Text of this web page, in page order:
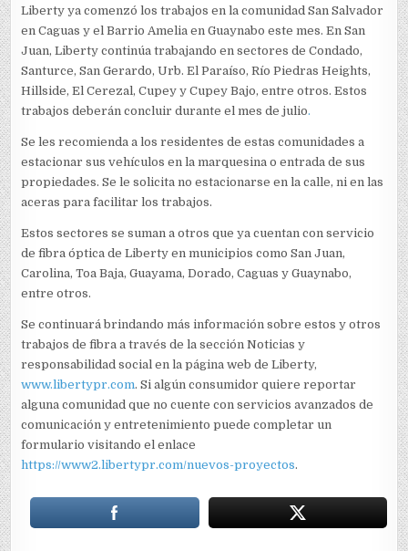
Liberty ya comenzó los trabajos en la comunidad San Salvador
en Caguas y el Barrio Amelia en Guaynabo este mes. En San
Juan, Liberty continúa trabajando en sectores de Condado,
Santurce, San Gerardo, Urb. El Paraíso, Río Piedras Heights,
Hillside, El Cerezal, Cupey y Cupey Bajo, entre otros. Estos
trabajos deberán concluir durante el mes de julio.
Se les recomienda a los residentes de estas comunidades a
estacionar sus vehículos en la marquesina o entrada de sus
propiedades. Se le solicita no estacionarse en la calle, ni en las
aceras para facilitar los trabajos.
Estos sectores se suman a otros que ya cuentan con servicio
de fibra óptica de Liberty en municipios como San Juan,
Carolina, Toa Baja, Guayama, Dorado, Caguas y Guaynabo,
entre otros.
Se continuará brindando más información sobre estos y otros
trabajos de fibra a través de la sección Noticias y
responsabilidad social en la página web de Liberty,
www.libertypr.com. Si algún consumidor quiere reportar
alguna comunidad que no cuente con servicios avanzados de
comunicación y entretenimiento puede completar un
formulario visitando el enlace
https://www2.libertypr.com/nuevos-proyectos.